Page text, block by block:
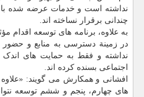
نداشته است و خدمات عرضه شده با
چندانی برقرار نساخته اند.
به علاوه، برنامه های توسعه اقدام
در زمینة دسترسی به منابع و حضور
نداشته و فقط به حمایت های
اجتماعی بسنده کرده اند.
افشانی و همکارش می گویند:
های چهارم، پنجم و ششم توسعه